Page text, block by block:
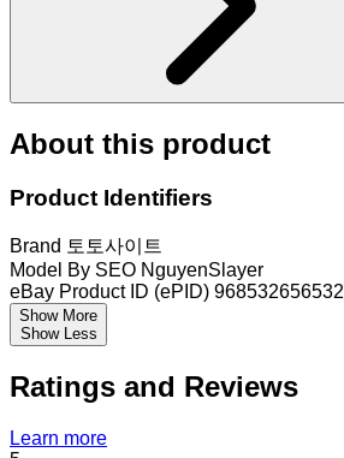
About this product
Product Identifiers
Brand 토토사이트
Model By SEO NguyenSlayer
eBay Product ID (ePID) 968532656532
Show More
Show Less
Ratings and Reviews
Learn more